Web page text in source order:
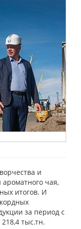
и
чая,
итогов. И
за период с
тыс.тн.